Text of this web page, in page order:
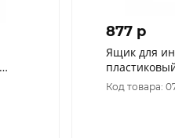
877 p
Ящик для
см) 65552
Код товара: